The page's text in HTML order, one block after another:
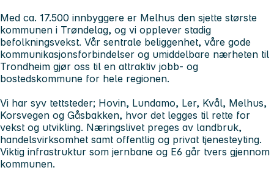
Med ca. 17.500 innbyggere er Melhus den sjette største
kommunen i Trøndelag, og vi opplever stadig
befolkningsvekst. Vår sentrale beliggenhet, våre gode
kommunikasjonsforbindelser og umiddelbare nærheten til
Trondheim gjør oss til en attraktiv jobb- og
bostedskommune for hele regionen.
Vi har syv tettsteder; Hovin, Lundamo, Ler, Kvål, Melhus,
Korsvegen og Gåsbakken, hvor det legges til rette for
vekst og utvikling. Næringslivet preges av landbruk,
handelsvirksomhet samt offentlig og privat tjenesteyting.
Viktig infrastruktur som jernbane og E6 går tvers gjennom
kommunen.